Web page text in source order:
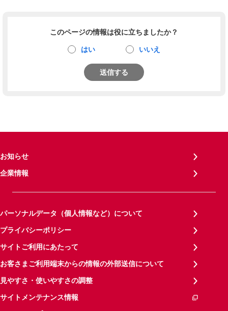
このページの情報は役に立ちましたか？
はい いいえ
送信する
お知らせ
企業情報
パーソナルデータ（個人情報など）について
プライバシーポリシー
サイトご利用にあたって
お客さまご利用端末からの情報の外部送信について
見やすさ・使いやすさの調整
サイトメンテナンス情報